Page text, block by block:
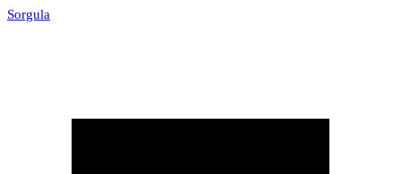
Sorgula